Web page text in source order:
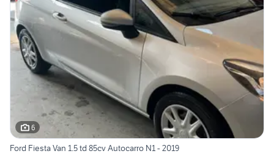
6
Ford Fiesta Van 1.5 td 85cv Autocarro N1 - 2019